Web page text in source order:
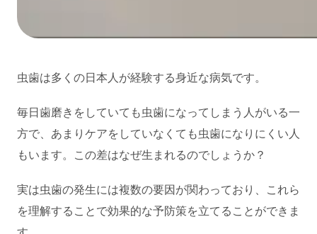
虫歯は多くの日本人が経験する身近な病気です。
毎日歯磨きをしていても虫歯になってしまう人がいる一
方で、あまりケアをしていなくても虫歯になりにくい人
もいます。この差はなぜ生まれるのでしょうか？
実は虫歯の発生には複数の要因が関わっており、これら
を理解することで効果的な予防策を立てることができま